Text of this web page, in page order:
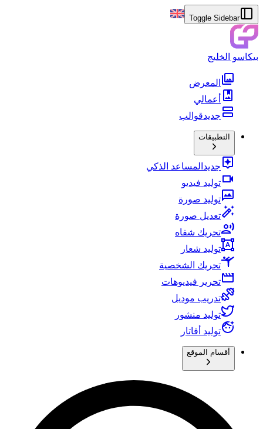
Toggle Sidebar
بيكاسو الخليج
المعرض
أعمالي
جديدقوالب
التطبيقات
جديد المساعد الذكي
توليد فيديو
توليد صورة
تعديل صورة
تحريك شفاه
توليد شعار
تحريك الشخصية
تحرير فيديوهات
تدريب موديل
توليد منشور
توليد أفاتار
أقسام الموقع